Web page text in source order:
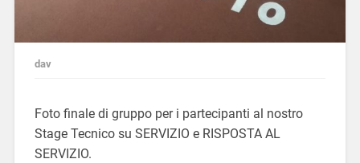
dav
Foto finale di gruppo per i partecipanti al nostro
Stage Tecnico su SERVIZIO e RISPOSTA AL
SERVIZIO.